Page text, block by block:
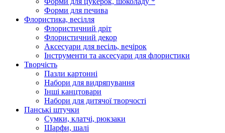
Форми для печива
Флористика, весілля
Флористичний дріт
Флористичний декор
Аксесуари для весіль, вечірок
Інструменти та аксесуари для флористики
Творчість
Пазли картонні
Набори для видряпування
Інші канцтовари
Набори для дитячої творчості
Панські штучки
Сумки, клатчі, рюкзаки
Шарфи, шалі